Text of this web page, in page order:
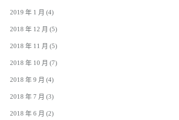
2019 年 1 月 (4)
2018 年 12 月 (5)
2018 年 11 月 (5)
2018 年 10 月 (7)
2018 年 9 月 (4)
2018 年 7 月 (3)
2018 年 6 月 (2)